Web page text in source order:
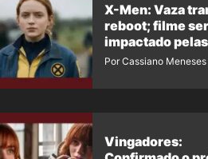
X-Men: Vaza
reboot; filme
impactado
de Jean Grey em
Por Cassiano Meneses
Vingadores: